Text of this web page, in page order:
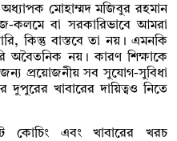
মোহাম্মদ মজিবুর রহমান
কলমে বা সরকারিভাবে আমরা
কিন্তু বাস্তবে তা নয়। এমনকি
অবৈতনিক নয়। কারণ শিক্ষাকে
জন্য প্রয়োজনীয় সব সুযোগ-সুবিধা
খাবারের দায়িত্বও নিতে
কোচিং এবং খাবারের খরচ